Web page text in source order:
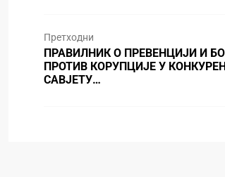
Претходни
ПРАВИЛНИК О ПРЕВЕНЦИЈИ И
ПРОТИВ КОРУПЦИЈЕ У
САВЈЕТУ…